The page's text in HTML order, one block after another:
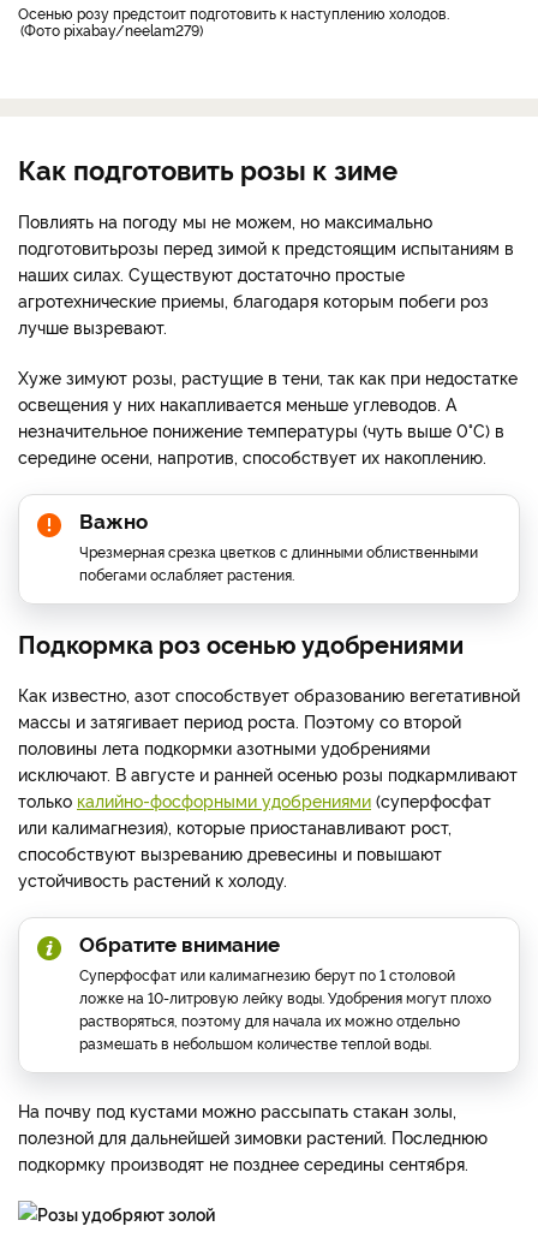
осенью розу предстоит подготовить к наступлению холодов.
Фото pixabay/neelam279
Как подготовить розы к зиме
Повлиять на погоду мы не можем, но максимально
подготовитьрозы перед зимой к предстоящим испытаниям в
наших силах. Существуют достаточно простые
агротехнические приемы, благодаря которым побеги роз
лучше вызревают.
Хуже зимуют розы, растущие в тени, так как при недостатке
освещения у них накапливается меньше углеводов. А
незначительное понижение температуры (чуть выше 0°С) в
середине осени, напротив, способствует их накоплению.
Важно
Чрезмерная срезка цветков с длинными облиственными
побегами ослабляет растения.
Подкормка роз осенью удобрениями
Как известно, азот способствует образованию вегетативной
массы и затягивает период роста. Поэтому со второй
половины лета подкормки азотными удобрениями
исключают. В августе и ранней осенью розы подкармливают
только калийно-фосфорными удобрениями (суперфосфат
или калимагнезия), которые приостанавливают рост,
способствуют вызреванию древесины и повышают
устойчивость растений к холоду.
Обратите внимание
Суперфосфат или калимагнезию берут по 1 столовой
ложке на 10-литровую лейку воды. Удобрения могут плохо
растворяться, поэтому для начала их можно отдельно
размешать в небольшом количестве теплой воды.
На почву под кустами можно рассыпать стакан золы,
полезной для дальнейшей зимовки растений. Последнюю
подкормку производят не позднее середины сентября.